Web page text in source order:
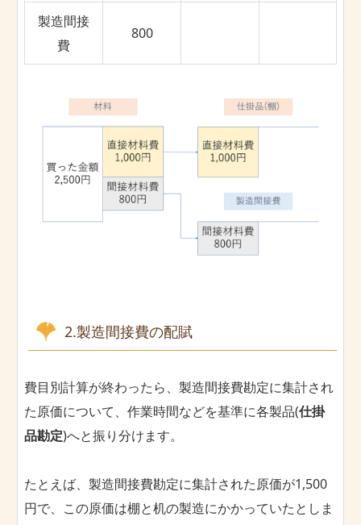
製造間接
費
800
2.製造間接費の配賦
費目別計算が終わったら、製造間接費勘定に集計され
た原価について、作業時間などを基準に各製品(仕掛
品勘定)へと振り分けます。
たとえば、製造間接費勘定に集計された原価が1,500
円で、この原価は棚と机の製造にかかっていたとしま